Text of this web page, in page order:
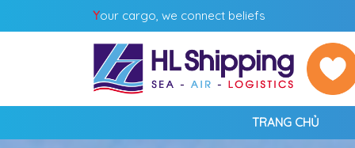
Your cargo, we connect beliefs
TRANG CHỦ